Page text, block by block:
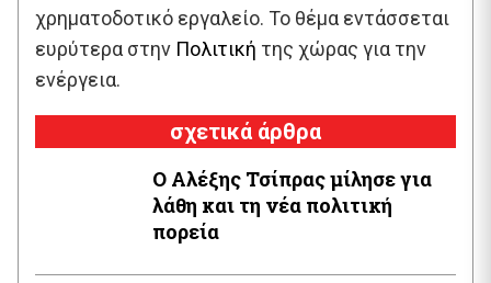
χρηματοδοτικό εργαλείο. Το θέμα εντάσσεται
ευρύτερα στην Πολιτική της χώρας για την
ενέργεια.
σχετικά άρθρα
Ο Αλέξης Τσίπρας μίλησε για
λάθη και τη νέα πολιτική
πορεία